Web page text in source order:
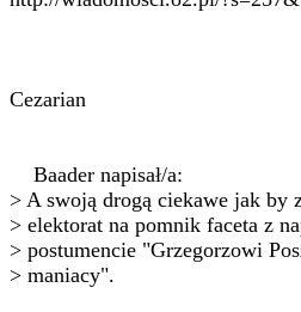
Cezarian
Baader napisał/a:
> A swoją drogą ciekawe jak by
> elektorat na pomnik faceta z
> postumencie "Grzegorzowi
> maniacy".